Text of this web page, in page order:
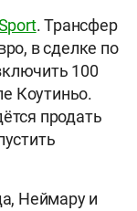
. Трансфер
в сделке по
100
Коутиньо.
продать
Неймару и